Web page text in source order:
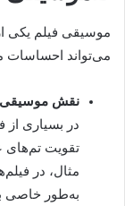
موسیقی فیلم
می‌تواند احساسات
نقش موسیقی
در بسیاری از
تقویت تم‌های
مثال، در
به‌طور خاصی